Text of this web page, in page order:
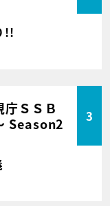
!!
庁ＳＳＢ
Season2
3